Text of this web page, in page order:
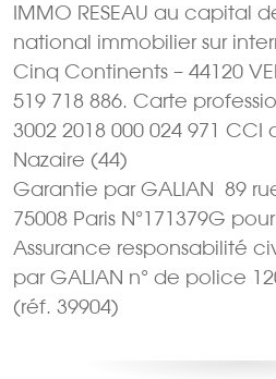
IMMO RESEAU au capital
national immobilier sur
Cinq Continents – 44120
519 718 886. Carte
3002 2018 000 024 971 CCI
Nazaire (44)
Garantie par GALIAN  89
75008 Paris N°171379G pour
Assurance responsabilité
par GALIAN n° de police
(réf. 39904)